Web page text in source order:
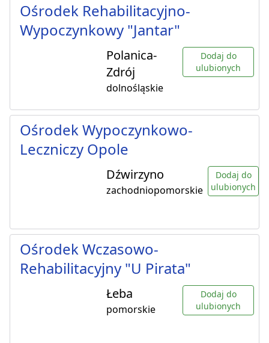
Ośrodek Rehabilitacyjno-
Wypoczynkowy "Jantar"
Polanica-
Zdrój
dolnośląskie
Dodaj do
ulubionych
Ośrodek Wypoczynkowo-
Leczniczy Opole
Dźwirzyno
zachodniopomorskie
Dodaj do
ulubionych
Ośrodek Wczasowo-
Rehabilitacyjny "U Pirata"
Łeba
pomorskie
Dodaj do
ulubionych